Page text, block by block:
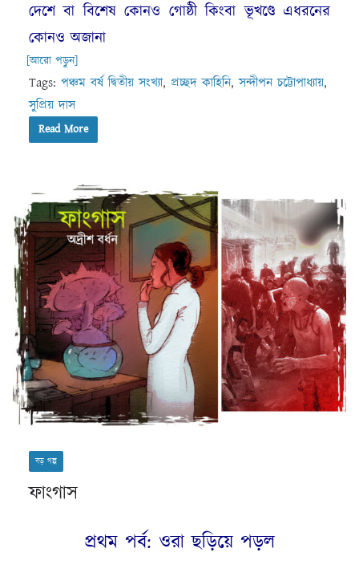
দেশে বা বিশেষ কোনও গোষ্ঠী কিংবা ভূখণ্ডে এধরনের
কোনও অজানা
[আরো পড়ুন]
Tags: পঞ্চম বর্ষ দ্বিতীয় সংখ্যা, প্রচ্ছদ কাহিনি,সন্দীপন চট্টোপাধ্যায়,
সুপ্রিয় দাস
Read More
বড় গল্প
ফাংগাস
প্রথম পর্ব: ওরা ছড়িয়ে পড়ল